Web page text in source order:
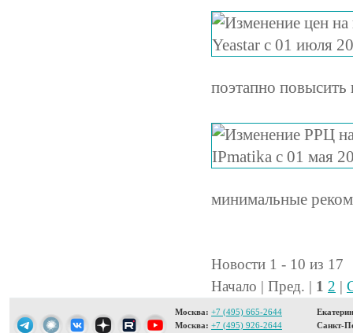
поэтапно
минимальные
Новости 1 - 10 из 17
Начало | Пред. | 1 2 |
Москва: +7 (495) 665-2644
Москва: +7 (495) 926-2644
Санкт-